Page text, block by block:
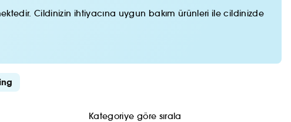
Cildinizin ihtiyacına uygun bakım ürünleri ile cildinizde
Kategoriye göre sırala